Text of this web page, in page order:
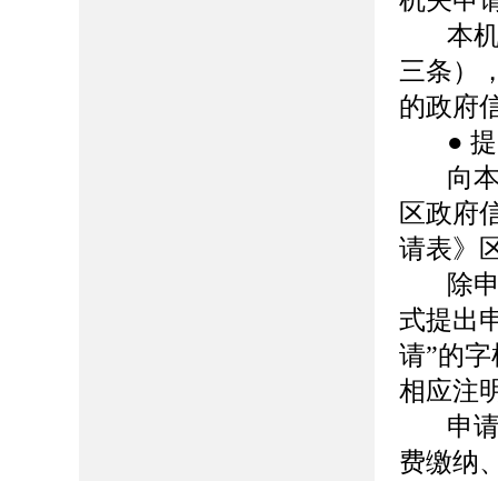
本
三条）
的政府
●
向
区政府
请表》
除
式提出
请”的
相应注
申
费缴纳